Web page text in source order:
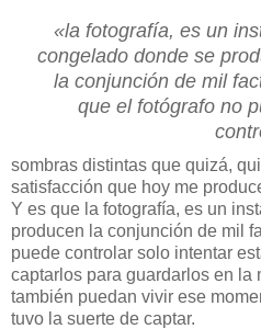
«la fotografía, es un
congelado donde se
la conjunción de mil
que el fotógrafo no
sombras distintas que quizá,
satisfacción que hoy me
Y es que la fotografía, es un
producen la conjunción de mil
puede controlar solo intentar
captarlos para guardarlos en la
también puedan vivir ese
tuvo la suerte de captar.